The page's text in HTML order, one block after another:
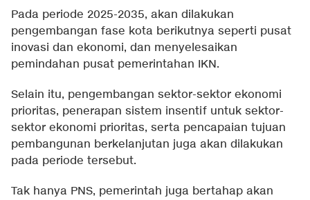
Pada periode 2025-2035, akan dilakukan
pengembangan fase kota berikutnya seperti pusat
inovasi dan ekonomi, dan menyelesaikan
pemindahan pusat pemerintahan IKN.
Selain itu, pengembangan sektor-sektor ekonomi
prioritas, penerapan sistem insentif untuk sektor-
sektor ekonomi prioritas, serta pencapaian tujuan
pembangunan berkelanjutan juga akan dilakukan
pada periode tersebut.
Tak hanya PNS, pemerintah juga bertahap akan